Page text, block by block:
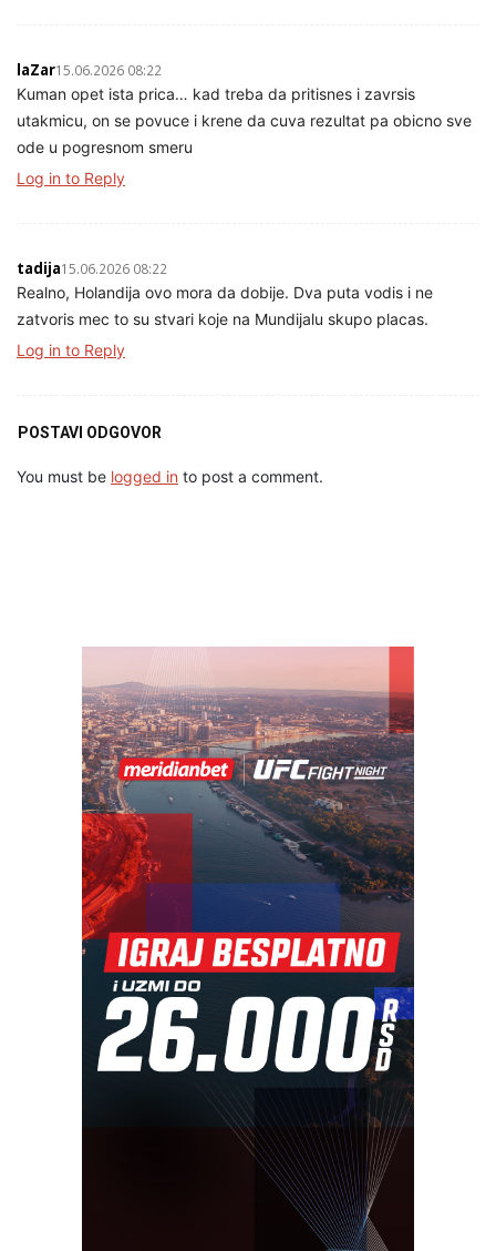
laZar15.06.2026 08:22
Kuman opet ista prica… kad treba da pritisnes i zavrsis
utakmicu, on se povuce i krene da cuva rezultat pa obicno sve
ode u pogresnom smeru
Log in to Reply
tadija15.06.2026 08:22
Realno, Holandija ovo mora da dobije. Dva puta vodis i ne
zatvoris mec to su stvari koje na Mundijalu skupo placas.
Log in to Reply
POSTAVI ODGOVOR
You must be logged in to post a comment.